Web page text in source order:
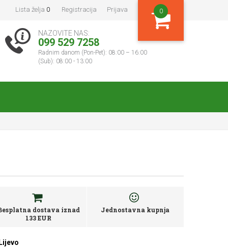
Lista želja 0 Registracija Prijava 0
NAZOVITE NAS:
099 529 7258
Radnim danom (Pon-Pet): 08:00 – 16:00
(Sub): 08:00 - 13:00
dostava iznad
133 EUR
Jednostavna kupnja